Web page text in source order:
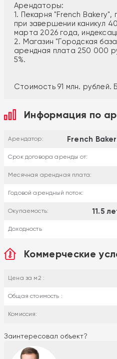
Арендаторы:
1. Пекарня "French
при завершении каникул
марта 2026 года,
2. Магазин "Городская
арендная плата 250 000
5%.
Стоимость 91 млн. рублей.
Информация по
Арендатор: French
Срок договора аренды от:
Месячная арендная плата:
Годовой арендный поток:
Окупаемость: 11.5
Доходность
Коммерческие
Цена за м2 :
Общая стоимость :
Комиссия:
Заинтересовал объект?